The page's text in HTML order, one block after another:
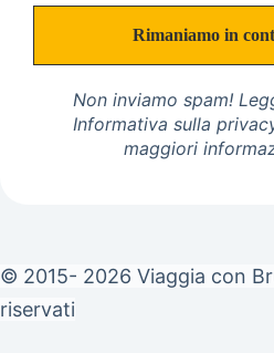
Non inviamo spam!
Informativa sulla
maggiori
© 2015- 2026 Viaggia con
riservati